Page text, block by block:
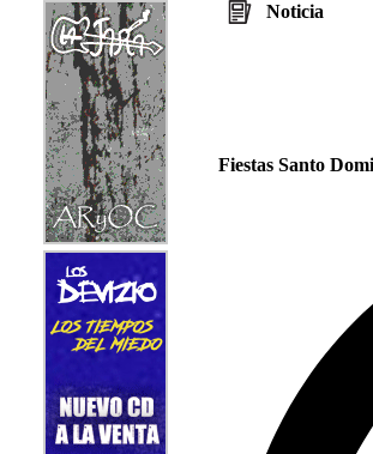
Noticia
Fiestas Santo